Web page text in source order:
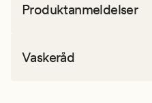
Produktanmeldelser
Vaskeråd